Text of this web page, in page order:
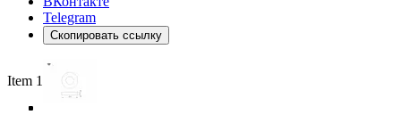
Telegram
Скопировать ссылку
Item 1 of 5